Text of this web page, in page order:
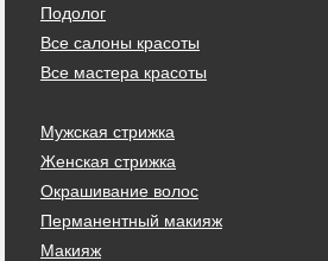
Подолог
Все салоны красоты
Все мастера красоты
Мужская стрижка
Женская стрижка
Окрашивание волос
Перманентный макияж
Макияж